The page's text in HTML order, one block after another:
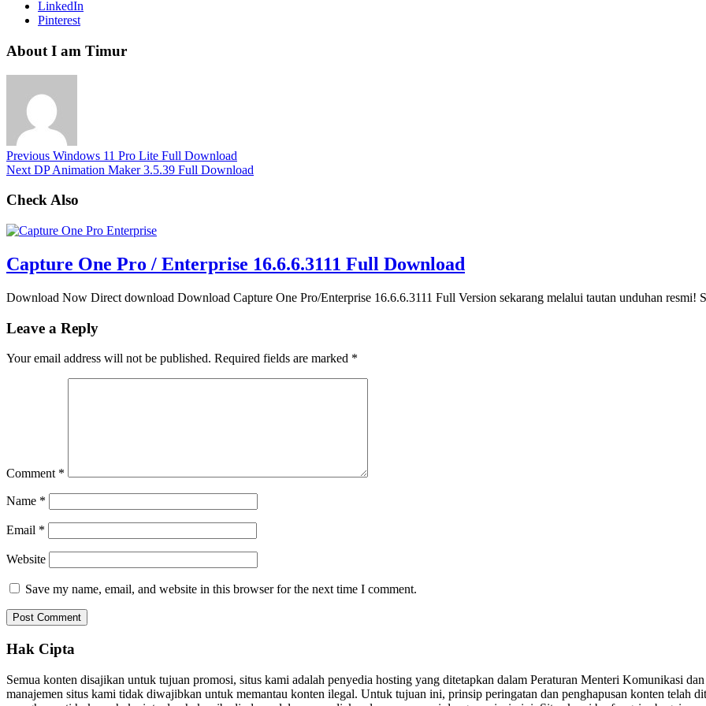
LinkedIn
Pinterest
About I am Timur
Previous Windows 11 Pro Lite Full Download
Next DP Animation Maker 3.5.39 Full Download
Check Also
Capture One Pro / Enterprise 16.6.6.3111 Full Download
Download Now Direct download Download Capture One Pro/Enterprise 16.6.6.3111 Full Version sekarang melalui tautan unduhan resmi!
Leave a Reply
Your email address will not be published. Required fields are marked *
Comment *
Name *
Email *
Website
Save my name, email, and website in this browser for the next time I comment.
Hak Cipta
Semua konten disajikan untuk tujuan promosi, situs kami adalah penyedia hosting yang ditetapkan dalam Peraturan Menteri Komunikasi
manajemen situs kami tidak diwajibkan untuk memantau konten ilegal. Untuk tujuan ini, prinsip peringatan dan penghapusan konten telah